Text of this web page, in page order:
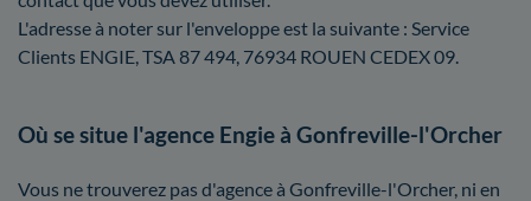
L'adresse à noter sur l'enveloppe est la suivante : Service
Clients ENGIE, TSA 87 494, 76934 ROUEN CEDEX 09.
Où se situe l'agence Engie à Gonfreville-l'Orcher
Vous ne trouverez pas d'agence à Gonfreville-l'Orcher, ni en